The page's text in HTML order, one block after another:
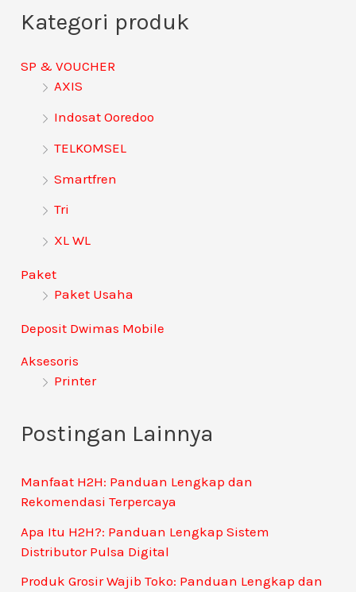
r
u
Kategori produk
SP & VOUCHER
AXIS
Indosat Ooredoo
TELKOMSEL
Smartfren
Tri
XL WL
Paket
Paket Usaha
Deposit Dwimas Mobile
Aksesoris
Printer
Postingan Lainnya
Manfaat H2H: Panduan Lengkap dan
Rekomendasi Terpercaya
Apa Itu H2H?: Panduan Lengkap Sistem
Distributor Pulsa Digital
Produk Grosir Wajib Toko: Panduan Lengkap dan